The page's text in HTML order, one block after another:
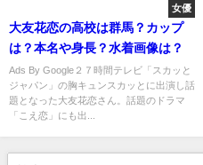
女優
大友花恋の高校は群馬？カップ
は？本名や身長？水着画像は？
Ads By Google２７時間テレビ「スカッと
ジャパン」の胸キュンスカッとに出演し話
題となった大友花恋さん。話題のドラマ
「こえ恋」にも出...